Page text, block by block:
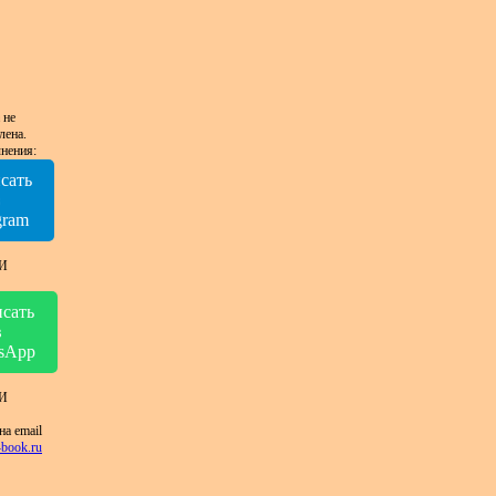
email